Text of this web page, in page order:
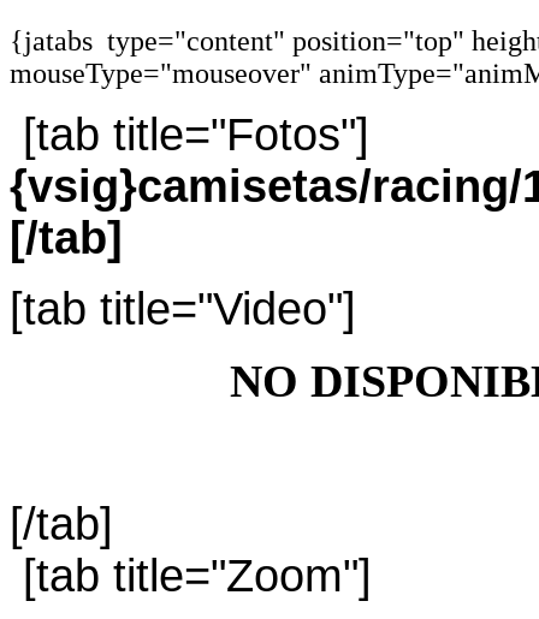
{jatabs type="content" position="top"
mouseType="mouseover"
[tab title="Fotos"]
{vsig}camisetas/racing/
[/tab]
[tab title="Video"]
NO
[/tab]
[tab title="Zoom"]